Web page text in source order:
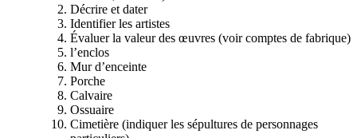
Décrire et dater
Identifier les artistes
Évaluer la valeur des œuvres (voir comptes de fabrique)
l’enclos
Mur d’enceinte
Porche
Calvaire
Ossuaire
Cimetière (indiquer les sépultures de personnages